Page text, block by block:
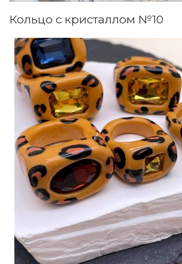
Кольцо с кристаллом №10